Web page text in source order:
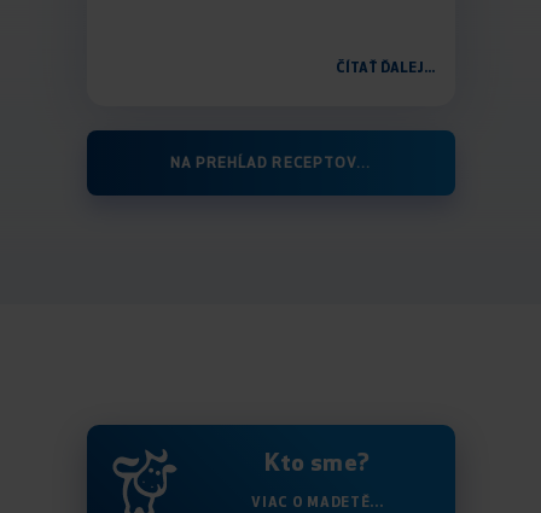
ČÍTAŤ ĎALEJ...
NA PREHĹAD RECEPTOV...
Kto sme?
VIAC O MADETĚ...